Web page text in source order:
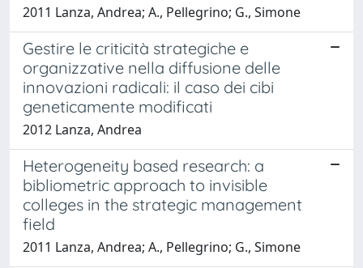
2011 Lanza, Andrea; A., Pellegrino; G., Simone
Gestire le criticità strategiche e
organizzative nella diffusione delle
innovazioni radicali: il caso dei cibi
geneticamente modificati
2012 Lanza, Andrea
Heterogeneity based research: a
bibliometric approach to invisible
colleges in the strategic management
field
2011 Lanza, Andrea; A., Pellegrino; G., Simone